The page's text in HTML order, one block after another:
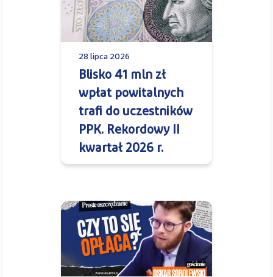
28 lipca 2026
Blisko 41 mln zł
wpłat powitalnych
trafi do uczestników
PPK. Rekordowy II
kwartał 2026 r.